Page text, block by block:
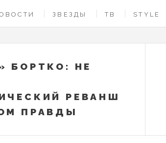
ЗВЕЗДЫ ТВ STYLE
БОРТКО: НЕ
РЕВАНШ
ПРАВДЫ